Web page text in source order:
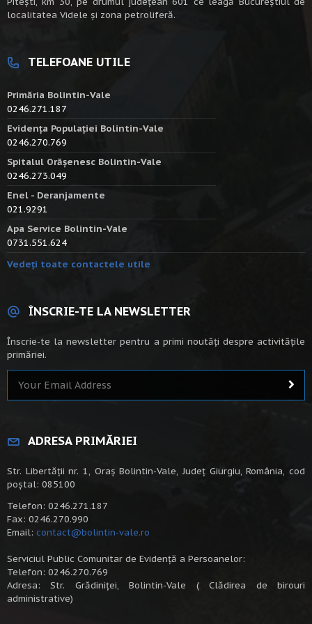
localitatea Videle şi zona petroliferă.
TELEFOANE UTILE
Primăria Bolintin-Vale
0246.271.187
Evidența Populației Bolintin-Vale
0246.270.769
Spitalul Orășenesc Bolintin-Vale
0246.273.049
Enel - Deranjamente
021.9291
Apa Service Bolintin-Vale
0731.551.624
Vedeți toate contactele utile
ÎNSCRIE-TE LA NEWSLETTER
Înscrie-te la newsletter pentru a primi noutăți despre activitățile
primăriei.
ADRESA PRIMĂRIEI
Str. Libertății nr. 1, Oraș Bolintin-Vale, Județ Giurgiu, România, cod
poștal: 085100
Telefon: 0246.271.187
Fax: 0246.270.990
Email: contact@bolintin-vale.ro
Serviciul Public Comunitar de Evidență a Persoanelor:
Telefon: 0246.270.769
Adresa: Str. Grădiniței, Bolintin-Vale ( Clădirea de birouri
administrative)